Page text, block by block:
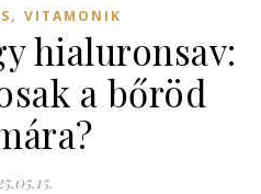
, VITAMONIK
hialuronsav:
a bőröd